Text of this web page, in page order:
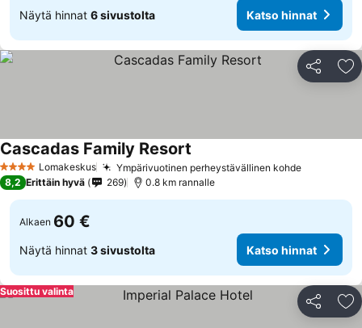
Näytä hinnat 6 sivustolta Katso hinnat
Jaa
4 TähtiluokitusLomakeskus Ympärivuotinen perheystävällinen kohde
Cascadas Family Resort
8,2 Erittäin hyvä 269 0.8 km rannalle
Alkaen 60 €
Näytä hinnat 3 sivustolta Katso hinnat
Jaa
Suosittu valinta